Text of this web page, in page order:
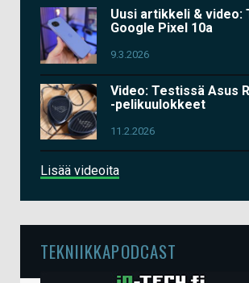
Uusi artikkeli & video:
Google Pixel 10a
9.3.2026
Video: Testissä Asus
-pelikuulokkeet
11.2.2026
Lisää videoita
TEKNIIKKAPODCAST